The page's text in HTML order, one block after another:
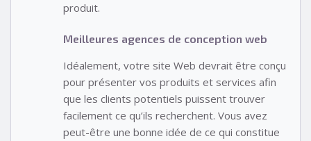
produit.
Meilleures agences de conception web
Idéalement, votre site Web devrait être conçu
pour présenter vos produits et services afin
que les clients potentiels puissent trouver
facilement ce qu’ils recherchent. Vous avez
peut-être une bonne idée de ce qui constitue